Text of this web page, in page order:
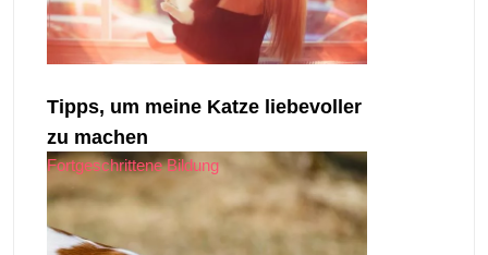
Tipps, um meine Katze liebevoller
zu machen
Fortgeschrittene Bildung